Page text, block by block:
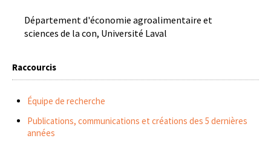
Département d'économie agroalimentaire et
sciences de la con, Université Laval
Raccourcis
Équipe de recherche
Publications, communications et créations des 5 dernières
années